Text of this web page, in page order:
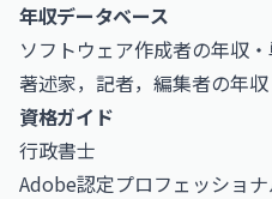
年収データベース
ソフトウェア作成者の年収
著述家，記者，編集者の年
資格ガイド
行政書士
Adobe認定プロフェッショ